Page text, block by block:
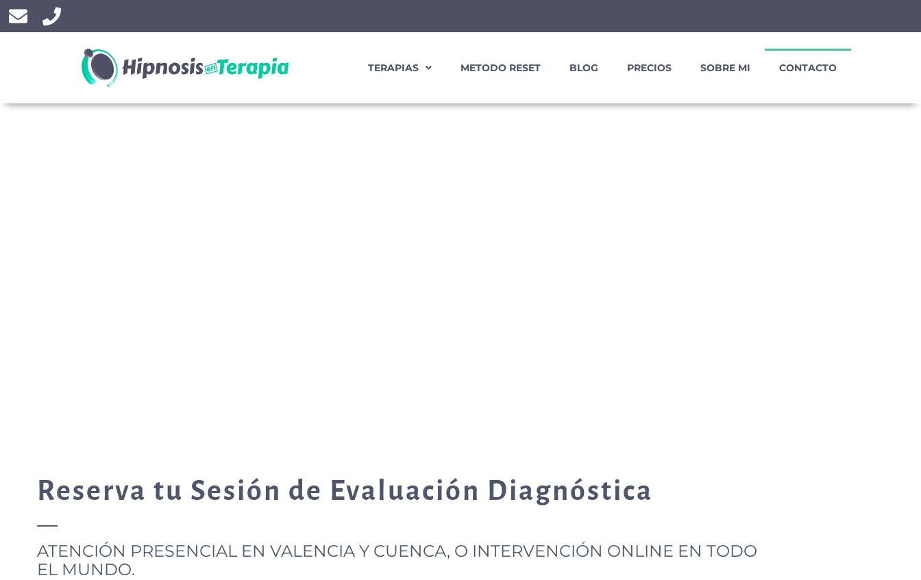
TERAPIAS METODO RESET BLOG PRECIOS SOBRE MI CONTACTO
Reserva tu Sesión de Evaluación Diagnóstica
ATENCIÓN PRESENCIAL EN VALENCIA Y CUENCA, O INTERVENCIÓN ONLINE EN TODO
EL MUNDO.